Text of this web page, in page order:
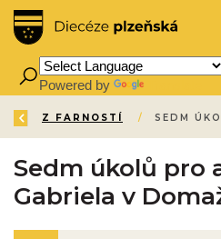
Powered by
ZPĚT
ÚVOD /
AKTUALITY
AKTUALITY
Z FARNOSTÍ /
Sedm úkolů pro
Gabriela v